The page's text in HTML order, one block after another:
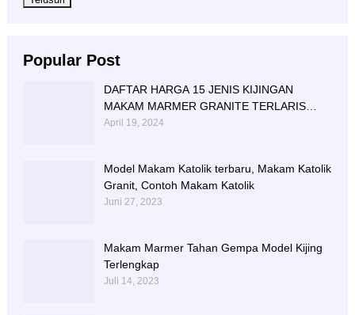
Popular Post
DAFTAR HARGA 15 JENIS KIJINGAN
MAKAM MARMER GRANITE TERLARIS
BERIKUT NISAN NYA
April 19, 2024
Model Makam Katolik terbaru, Makam Katolik
Granit, Contoh Makam Katolik
Juni 27, 2023
Makam Marmer Tahan Gempa Model Kijing
Terlengkap
Juli 14, 2023